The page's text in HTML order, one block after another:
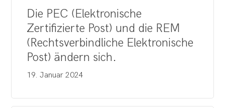
Die PEC (Elektronische
Zertifizierte Post) und die REM
(Rechtsverbindliche Elektronische
Post) ändern sich.
19. Januar 2024